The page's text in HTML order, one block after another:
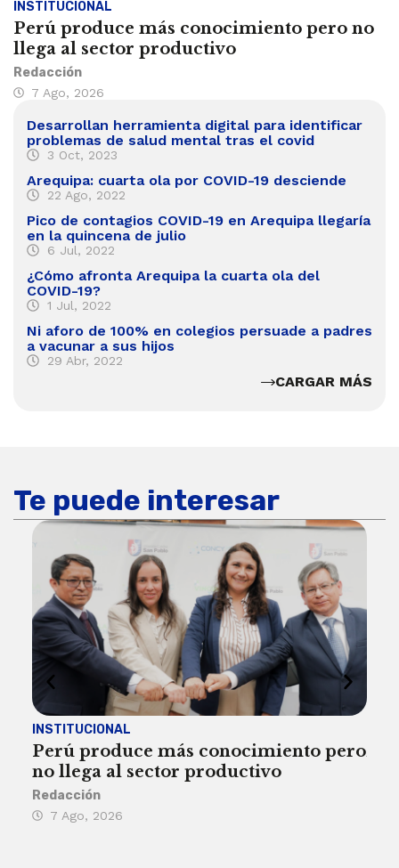
INSTITUCIONAL
Perú produce más conocimiento pero no
llega al sector productivo
Redacción
7 Ago, 2026
Desarrollan herramienta digital para identificar
problemas de salud mental tras el covid
3 Oct, 2023
Arequipa: cuarta ola por COVID-19 desciende
22 Ago, 2022
Pico de contagios COVID-19 en Arequipa llegaría
en la quincena de julio
6 Jul, 2022
¿Cómo afronta Arequipa la cuarta ola del
COVID-19?
1 Jul, 2022
Ni aforo de 100% en colegios persuade a padres
a vacunar a sus hijos
29 Abr, 2022
CARGAR MÁS
Te puede interesar
INSTITUCIONAL
Perú produce más conocimiento pero
no llega al sector productivo
Redacción
7 Ago, 2026